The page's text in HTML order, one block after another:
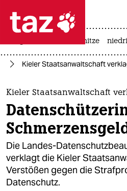
 taz zahl ich
taz zahl ich
themen
politik
öko
gesellschaft
kultur
hitze
Kieler Staatsanwaltschaft
Kieler Staatsanwaltschaft
Die Landes-
verklagt die Kieler
Verstößen gegen die
Datenschutz.